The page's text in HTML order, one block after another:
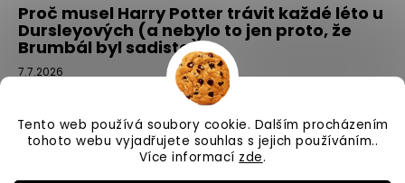
Tento web používá soubory cookie. Dalším procházením
tohoto webu vyjadřujete souhlas s jejich používáním..
Více informací zde.
Proč musel Harry Potter trávit každé léto u
Dursleyových (a nebylo to jen proto, že
Brumbál byl sadista)
7.7.2026
Tajemný balíček z Příčné ulice: kouzlo,
které si vyberete tím, že si ho NEvyberete
1.7.2026